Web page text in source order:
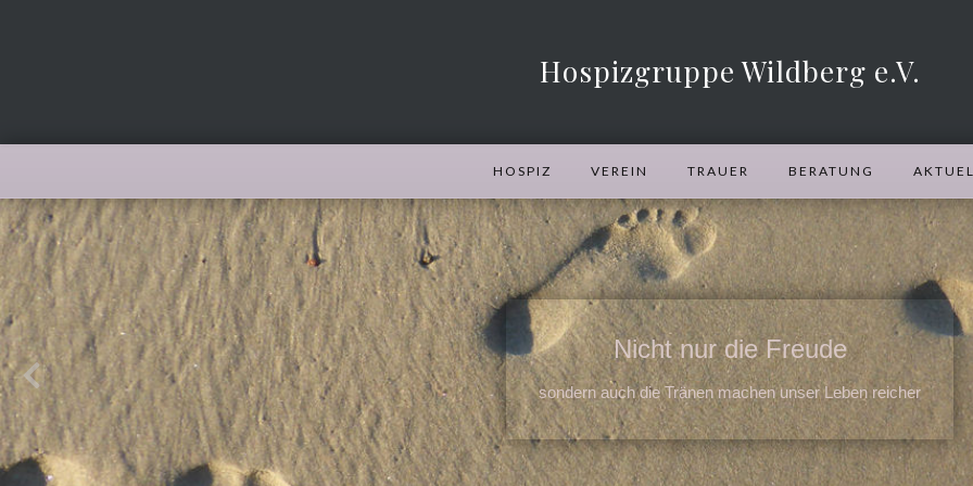
Hospizgruppe Wildberg e.V.
HOSPIZ VEREIN TRAUER BERATUNG
Nicht nur die Freude
sondern auch die Tränen machen unser Leben reicher